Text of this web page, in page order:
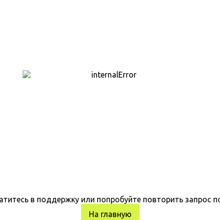
в поддержку или попробуйте повторить запрос
На главную